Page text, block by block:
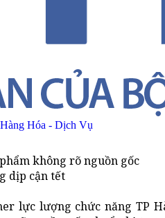
Hóa - Dịch Vụ
không rõ nguồn gốc
dịp cận tết
lực lượng chức năng TP